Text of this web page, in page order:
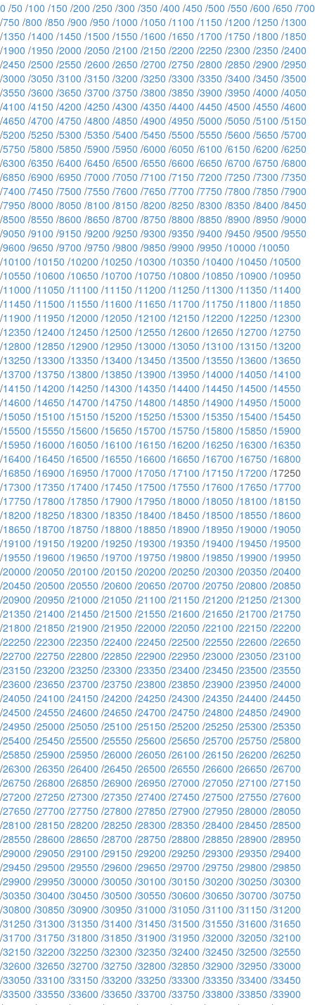
0 /50 /100 /150 /200 /250 /300 /350 /400 /450 /500 /550 /600 /650 /700
/750 /800 /850 /900 /950 /1000 /1050 /1100 /1150 /1200 /1250 /1300
/1350 /1400 /1450 /1500 /1550 /1600 /1650 /1700 /1750 /1800 /1850
/1900 /1950 /2000 /2050 /2100 /2150 /2200 /2250 /2300 /2350 /2400
/2450 /2500 /2550 /2600 /2650 /2700 /2750 /2800 /2850 /2900 /2950
/3000 /3050 /3100 /3150 /3200 /3250 /3300 /3350 /3400 /3450 /3500
/3550 /3600 /3650 /3700 /3750 /3800 /3850 /3900 /3950 /4000 /4050
/4100 /4150 /4200 /4250 /4300 /4350 /4400 /4450 /4500 /4550 /4600
/4650 /4700 /4750 /4800 /4850 /4900 /4950 /5000 /5050 /5100 /5150
/5200 /5250 /5300 /5350 /5400 /5450 /5500 /5550 /5600 /5650 /5700
/5750 /5800 /5850 /5900 /5950 /6000 /6050 /6100 /6150 /6200 /6250
/6300 /6350 /6400 /6450 /6500 /6550 /6600 /6650 /6700 /6750 /6800
/6850 /6900 /6950 /7000 /7050 /7100 /7150 /7200 /7250 /7300 /7350
/7400 /7450 /7500 /7550 /7600 /7650 /7700 /7750 /7800 /7850 /7900
/7950 /8000 /8050 /8100 /8150 /8200 /8250 /8300 /8350 /8400 /8450
/8500 /8550 /8600 /8650 /8700 /8750 /8800 /8850 /8900 /8950 /9000
/9050 /9100 /9150 /9200 /9250 /9300 /9350 /9400 /9450 /9500 /9550
/9600 /9650 /9700 /9750 /9800 /9850 /9900 /9950 /10000 /10050
/10100 /10150 /10200 /10250 /10300 /10350 /10400 /10450 /10500
/10550 /10600 /10650 /10700 /10750 /10800 /10850 /10900 /10950
/11000 /11050 /11100 /11150 /11200 /11250 /11300 /11350 /11400
/11450 /11500 /11550 /11600 /11650 /11700 /11750 /11800 /11850
/11900 /11950 /12000 /12050 /12100 /12150 /12200 /12250 /12300
/12350 /12400 /12450 /12500 /12550 /12600 /12650 /12700 /12750
/12800 /12850 /12900 /12950 /13000 /13050 /13100 /13150 /13200
/13250 /13300 /13350 /13400 /13450 /13500 /13550 /13600 /13650
/13700 /13750 /13800 /13850 /13900 /13950 /14000 /14050 /14100
/14150 /14200 /14250 /14300 /14350 /14400 /14450 /14500 /14550
/14600 /14650 /14700 /14750 /14800 /14850 /14900 /14950 /15000
/15050 /15100 /15150 /15200 /15250 /15300 /15350 /15400 /15450
/15500 /15550 /15600 /15650 /15700 /15750 /15800 /15850 /15900
/15950 /16000 /16050 /16100 /16150 /16200 /16250 /16300 /16350
/16400 /16450 /16500 /16550 /16600 /16650 /16700 /16750 /16800
/16850 /16900 /16950 /17000 /17050 /17100 /17150 /17200 /17250
/17300 /17350 /17400 /17450 /17500 /17550 /17600 /17650 /17700
/17750 /17800 /17850 /17900 /17950 /18000 /18050 /18100 /18150
/18200 /18250 /18300 /18350 /18400 /18450 /18500 /18550 /18600
/18650 /18700 /18750 /18800 /18850 /18900 /18950 /19000 /19050
/19100 /19150 /19200 /19250 /19300 /19350 /19400 /19450 /19500
/19550 /19600 /19650 /19700 /19750 /19800 /19850 /19900 /19950
/20000 /20050 /20100 /20150 /20200 /20250 /20300 /20350 /20400
/20450 /20500 /20550 /20600 /20650 /20700 /20750 /20800 /20850
/20900 /20950 /21000 /21050 /21100 /21150 /21200 /21250 /21300
/21350 /21400 /21450 /21500 /21550 /21600 /21650 /21700 /21750
/21800 /21850 /21900 /21950 /22000 /22050 /22100 /22150 /22200
/22250 /22300 /22350 /22400 /22450 /22500 /22550 /22600 /22650
/22700 /22750 /22800 /22850 /22900 /22950 /23000 /23050 /23100
/23150 /23200 /23250 /23300 /23350 /23400 /23450 /23500 /23550
/23600 /23650 /23700 /23750 /23800 /23850 /23900 /23950 /24000
/24050 /24100 /24150 /24200 /24250 /24300 /24350 /24400 /24450
/24500 /24550 /24600 /24650 /24700 /24750 /24800 /24850 /24900
/24950 /25000 /25050 /25100 /25150 /25200 /25250 /25300 /25350
/25400 /25450 /25500 /25550 /25600 /25650 /25700 /25750 /25800
/25850 /25900 /25950 /26000 /26050 /26100 /26150 /26200 /26250
/26300 /26350 /26400 /26450 /26500 /26550 /26600 /26650 /26700
/26750 /26800 /26850 /26900 /26950 /27000 /27050 /27100 /27150
/27200 /27250 /27300 /27350 /27400 /27450 /27500 /27550 /27600
/27650 /27700 /27750 /27800 /27850 /27900 /27950 /28000 /28050
/28100 /28150 /28200 /28250 /28300 /28350 /28400 /28450 /28500
/28550 /28600 /28650 /28700 /28750 /28800 /28850 /28900 /28950
/29000 /29050 /29100 /29150 /29200 /29250 /29300 /29350 /29400
/29450 /29500 /29550 /29600 /29650 /29700 /29750 /29800 /29850
/29900 /29950 /30000 /30050 /30100 /30150 /30200 /30250 /30300
/30350 /30400 /30450 /30500 /30550 /30600 /30650 /30700 /30750
/30800 /30850 /30900 /30950 /31000 /31050 /31100 /31150 /31200
/31250 /31300 /31350 /31400 /31450 /31500 /31550 /31600 /31650
/31700 /31750 /31800 /31850 /31900 /31950 /32000 /32050 /32100
/32150 /32200 /32250 /32300 /32350 /32400 /32450 /32500 /32550
/32600 /32650 /32700 /32750 /32800 /32850 /32900 /32950 /33000
/33050 /33100 /33150 /33200 /33250 /33300 /33350 /33400 /33450
/33500 /33550 /33600 /33650 /33700 /33750 /33800 /33850 /33900